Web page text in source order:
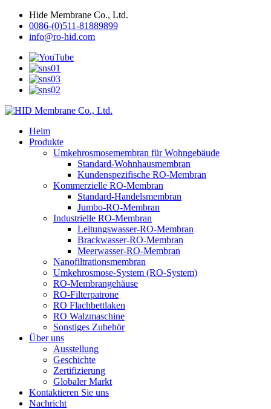
Hide Membrane Co., Ltd.
0086-(0)511-81889899
info@ro-hid.com
Heim
Produkte
Umkehrosmosemembran für Wohngebäude
Standard-Wohnhausmembran
Kundenspezifische RO-Membran
Kommerzielle RO-Membran
Standard-Handelsmembran
Jumbo-RO-Membran
Industrielle RO-Membran
Leitungswasser-RO-Membran
Brackwasser-RO-Membran
Meerwasser-RO-Membran
Nanofiltrationsmembran
Umkehrosmose-System (RO-System)
RO-Membrangehäuse
RO-Filterpatrone
RO Flachbettlaken
RO Walzmaschine
Sonstiges Zubehör
Über uns
Ausstellung
Geschichte
Zertifizierung
Globaler Markt
Kontaktieren Sie uns
Nachricht